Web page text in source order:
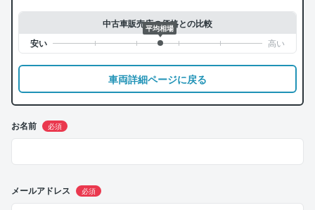
中古車販売店の価格との比較
平均相場
車両詳細ページに戻る
お名前 必須
メールアドレス 必須